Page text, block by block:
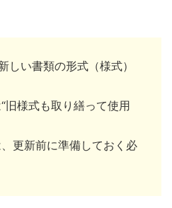
しい書類の形式（様式）
旧様式も取り繕って使用
更新前に準備しておく必